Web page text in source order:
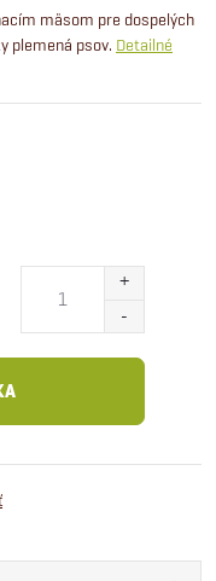
mäsom pre dospelých
plemená psov. Detailné